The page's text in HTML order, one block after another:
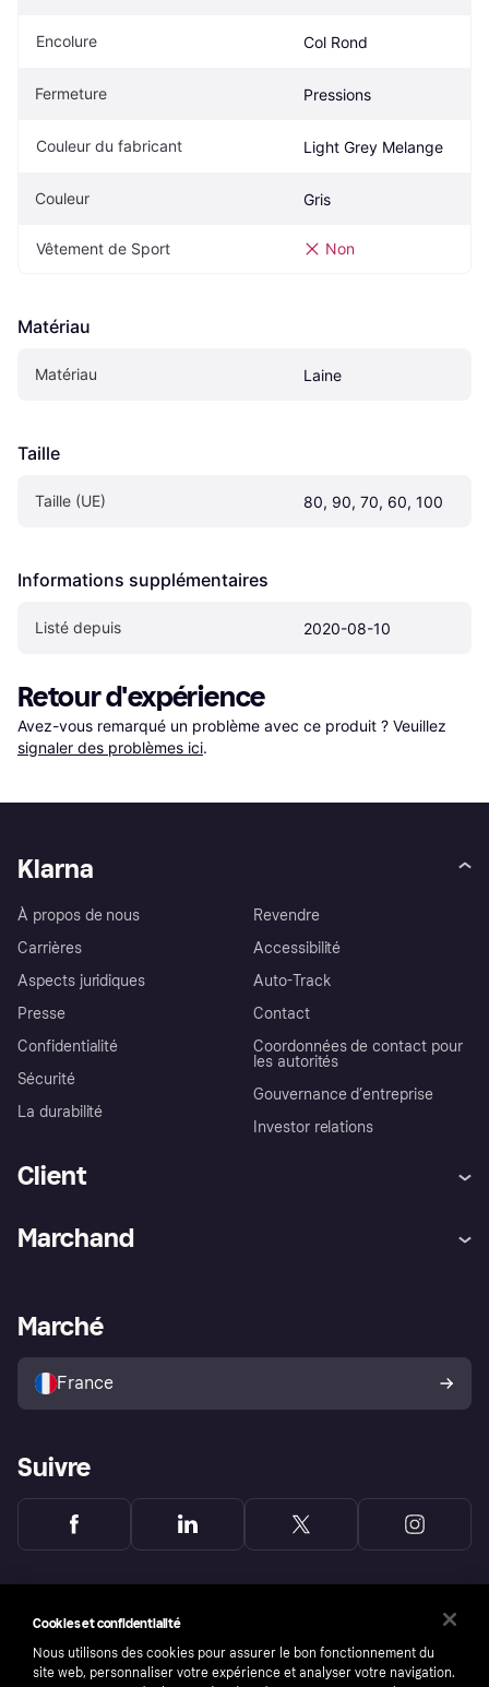
Encolure Col Rond
Fermeture Pressions
Couleur du fabricant Light Grey Melange
Couleur Gris
Vêtement de Sport Non
Matériau
Matériau Laine
Taille
Taille (UE) 80, 90, 70, 60, 100
Informations supplémentaires
Listé depuis 2020-08-10
Retour d'expérience
Avez-vous remarqué un problème avec ce produit ? Veuillez
signaler des problèmes ici.
Klarna
À propos de nous
Carrières
Aspects juridiques
Presse
Confidentialité
Sécurité
La durabilité
Revendre
Accessibilité
Auto-Track
Contact
Coordonnées de contact pour
les autorités
Gouvernance d’entreprise
Investor relations
Client
Explorez les magasins
Politique de protection de
l’acheteur Klarna
Marchand
Portail Marchand
Marché
France
Suivre
Cookies et confidentialité
Nous utilisons des cookies pour assurer le bon fonctionnement du
site web, personnaliser votre expérience et analyser votre navigation.